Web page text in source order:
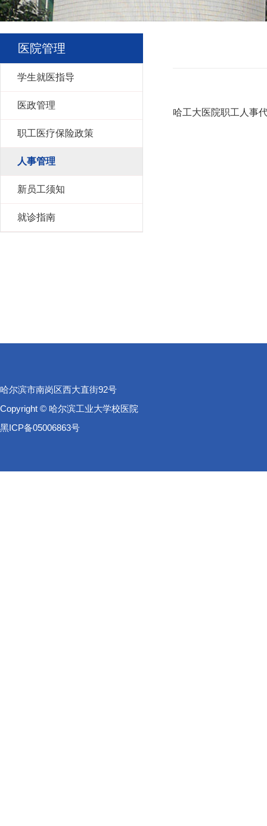
医院管理
学生就医指导
医政管理
职工医疗保险政策
人事管理
新员工须知
就诊指南
哈工大医院职工人事
哈尔滨市南岗区西大直街92号
Copyright © 哈尔滨工业大学校医院
黑ICP备05006863号